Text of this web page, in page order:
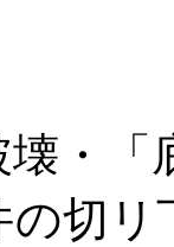
・「
切